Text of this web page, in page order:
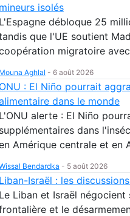
mineurs isolés
L'Espagne débloque 25
que l'UE soutient
migratoire
Mouna Aghlal - 6 août 2026
ONU : El Niño pourrait
dans le monde
L'ONU alerte : El Niño
supplémentaires dans
Amérique centrale et en
Bendardka - 5 août 2026
Liban-Israël : les
Le Liban et Israël
et le